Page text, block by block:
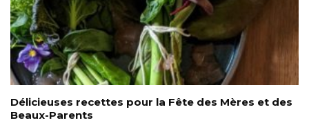
Délicieuses recettes pour la Fête des Mères et des
Beaux-Parents